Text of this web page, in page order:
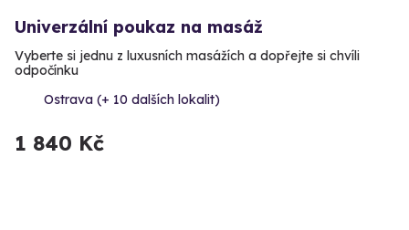
Univerzální poukaz na masáž
Vyberte si jednu z luxusních masážích a dopřejte si chvíli
odpočínku
Ostrava (+ 10 dalších lokalit)
1 840 Kč